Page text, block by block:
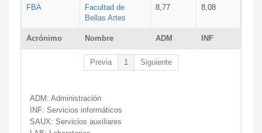
Acrónimo Nombre ADM INF
FBA
Facultad de
Bellas Artes
8,77 8,08
Previa 1 Siguiente
ADM: Administración
INF: Servicios informáticos
SAUX: Servicios auxiliares